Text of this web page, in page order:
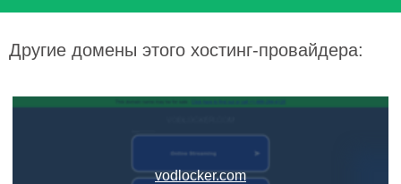
Другие домены этого хостинг-провайдера:
vodlocker.com